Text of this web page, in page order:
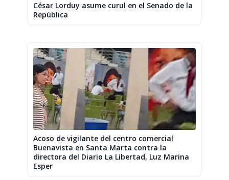
César Lorduy asume curul en el Senado de la
República
Acoso de vigilante del centro comercial
Buenavista en Santa Marta contra la
directora del Diario La Libertad, Luz Marina
Esper